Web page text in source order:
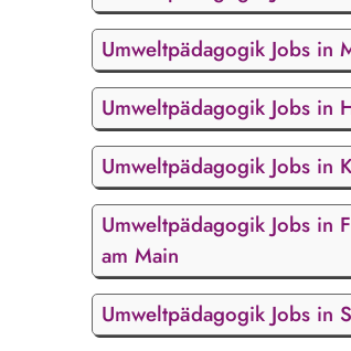
Umweltpädagogik Jobs in
Umweltpädagogik Jobs in
Umweltpädagogik Jobs in
Umweltpädagogik Jobs in
am Main
Umweltpädagogik Jobs in